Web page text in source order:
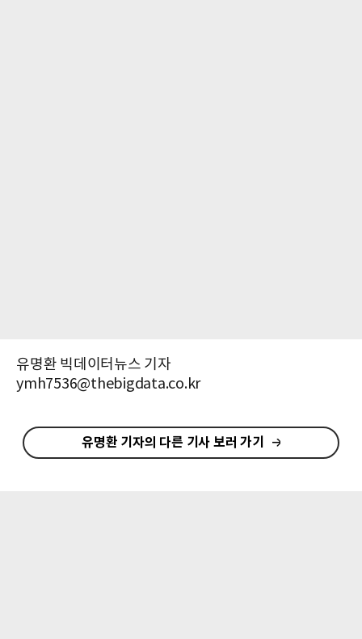
유명환 빅데이터뉴스 기자
ymh7536@thebigdata.co.kr
유명환 기자의 다른 기사 보러 가기